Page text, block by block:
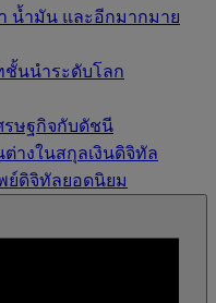
น้ำมัน และอีกมากมาย
ชั้นนำระดับโลก
รษฐกิจกับดัชนี
างในสกุลเงินดิจิทัล
ย์ดิจิทัลยอดนิยม